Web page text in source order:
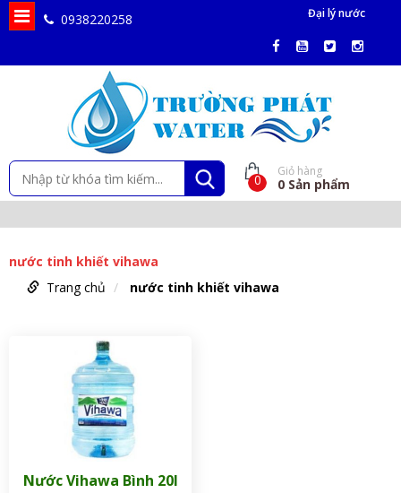
0938220258 Đại lý nước
0
Giỏ hàng
0 Sản phẩm
nước tinh khiết vihawa
Trang chủ
nước tinh khiết vihawa
Nước Vihawa Bình 20l